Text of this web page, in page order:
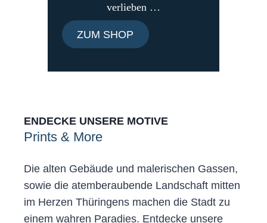
verlieben …
ZUM SHOP
ENDECKE UNSERE MOTIVE
Prints & More
Die alten Gebäude und malerischen Gassen,
sowie die atemberaubende Landschaft mitten
im Herzen Thüringens machen die Stadt zu
einem wahren Paradies. Entdecke unsere